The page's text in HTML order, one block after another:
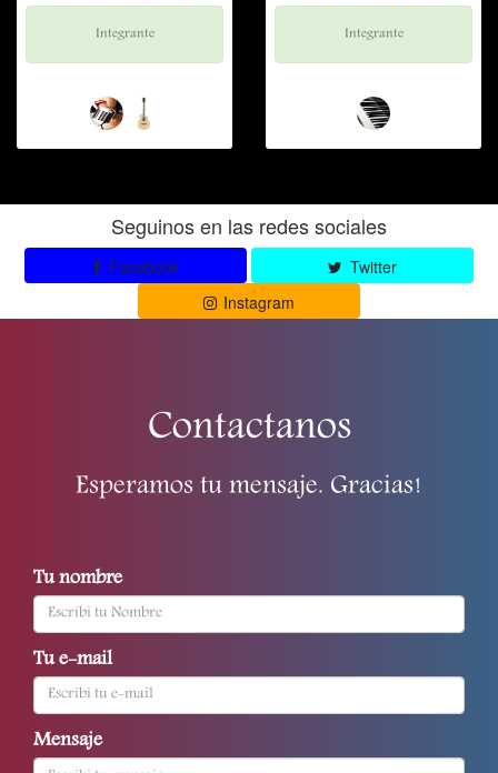
Integrante Integrante
Seguinos en las redes sociales
Facebook
Twitter
Instagram
Contactanos
Esperamos tu mensaje. Gracias!
Tu nombre
Tu e-mail
Mensaje